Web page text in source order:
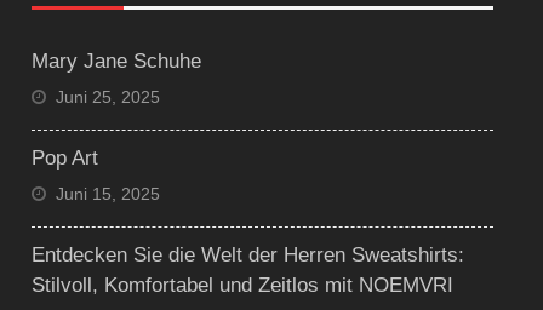
Mary Jane Schuhe
Juni 25, 2025
Pop Art
Juni 15, 2025
Entdecken Sie die Welt der Herren Sweatshirts:
Stilvoll, Komfortabel und Zeitlos mit NOEMVRI